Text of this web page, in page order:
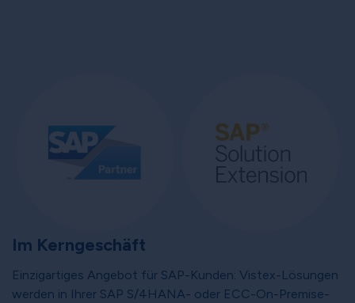
Im Kerngeschäft
Einzigartiges Angebot für SAP-Kunden: Vistex-Lösungen
werden in Ihrer SAP S/4HANA- oder ECC-On-Premise-